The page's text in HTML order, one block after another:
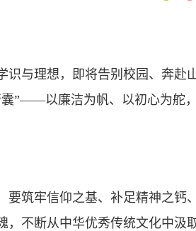
与理想，即将告别校园、奔赴
”——以廉洁为帆、以初心为舵
筑牢信仰之基、补足精神之钙
，不断从中华优秀传统文化中汲